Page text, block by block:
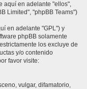
aquí en adelante "ellos",
Limited", "phpBB Teams")
en adelante "GPL") y
phpBB solamente
los excluye de
y/o contenido
favor visite:
vulgar, difamatorio,